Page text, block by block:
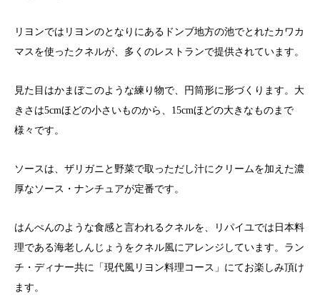
リヨンではリヨンのとなりにあるドンブ地方の池でとれたカワカ
マスを使ったクネルが、多くのレストランで提供されています。
見た目はかまぼこのような練り物で、円筒形に形づくります。大
きさは5cmほどの小さいものから、15cmほどの大きなものまで
様々です。
ソースは、ザリガニと野菜で取っただし汁にクリームを加えた濃
厚なソース・ナンチュアが定番です。
はんぺんのような食感と言われるクネルを、リパイユでは日本料
理である海老しんじょうをクネル風にアレンジしています。ラン
チ・ディナー共に「現代風リヨン料理コース」にてお楽しみ頂け
ます。